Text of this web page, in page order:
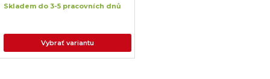
Skladem do 3-5 pracovních dnů
Vybrať variantu